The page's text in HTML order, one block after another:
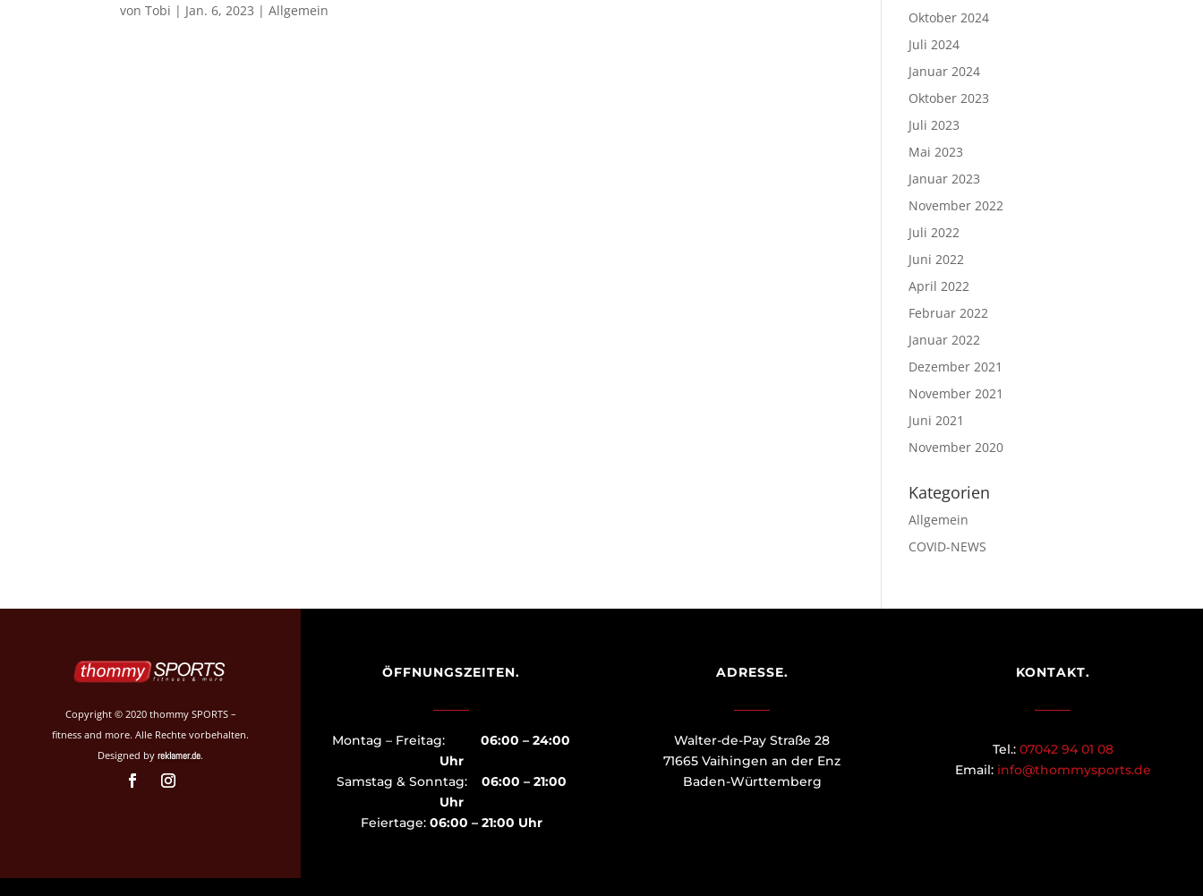
vonTobi | Jan. 6, 2023 |Allgemein
Oktober 2024
Juli 2024
Januar 2024
Oktober 2023
Juli 2023
Mai 2023
Januar 2023
November 2022
Juli 2022
Juni 2022
April 2022
Februar 2022
Januar 2022
Dezember 2021
November 2021
Juni 2021
November 2020
Kategorien
Allgemein
COVID-NEWS
Copyright © 2020 thommy SPORTS –
fitness and more. Alle Rechte vorbehalten.
Designed by reklamer.de.
ÖFFNUNGSZEITEN.
Montag – Freitag: 06:00 – 24:00
Uhr
Samstag & Sonntag: 06:00 – 21:00
Uhr
Feiertage: 06:00 – 21:00 Uhr
ADRESSE.
Walter-de-Pay Straße 28
71665 Vaihingen an der Enz
Baden-Württemberg
KONTAKT.
Tel.: 07042 94 01 08
Email: info@thommysports.de